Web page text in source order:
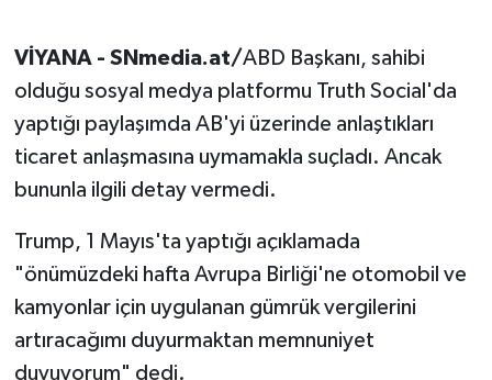
VİYANA - SNmedia.at/ABD Başkanı, sahibi
olduğu sosyal medya platformu Truth Social'da
yaptığı paylaşımda AB'yi üzerinde anlaştıkları
ticaret anlaşmasına uymamakla suçladı. Ancak
bununla ilgili detay vermedi.
Trump, 1 Mayıs'ta yaptığı açıklamada
"önümüzdeki hafta Avrupa Birliği'ne otomobil ve
kamyonlar için uygulanan gümrük vergilerini
artıracağımı duyurmaktan memnuniyet
duyuyorum" dedi.